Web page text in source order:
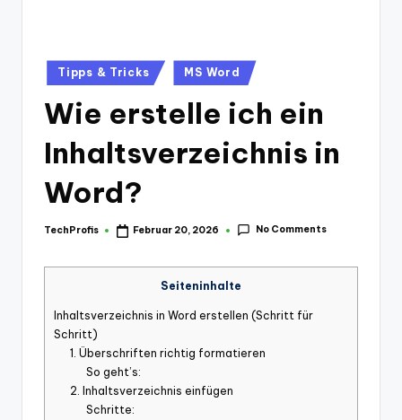
Posted
in
Tipps & Tricks MS Word
Wie erstelle ich ein
Inhaltsverzeichnis in
Word?
Posted
TechProfis Februar 20, 2026 No Comments
Seiteninhalte
Inhaltsverzeichnis in Word erstellen (Schritt für
Schritt)
1. Überschriften richtig formatieren
So geht’s:
2. Inhaltsverzeichnis einfügen
Schritte: